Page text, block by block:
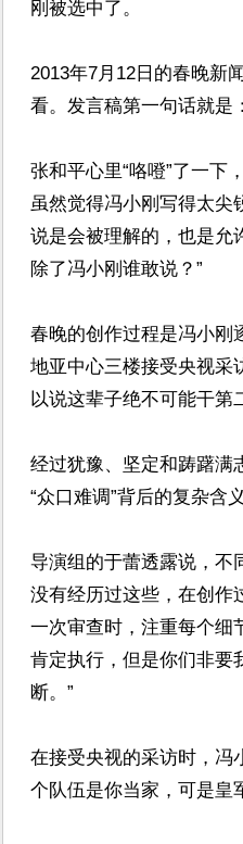
刚被选中了。
2013年7月12日的春晚新
看。发言稿第一句话就
张和平心里“咯噔”了一下
虽然觉得冯小刚写得太尖
说是会被理解的，也是允
除了冯小刚谁敢说？”
春晚的创作过程是冯小刚
地亚中心三楼接受央视采
以说这辈子绝不可能干第
经过犹豫、坚定和踌躇满
“众口难调”背后的复杂含
导演组的于蕾透露说，不
没有经历过这些，在创作
一次审查时，注重每个细
肯定执行，但是你们非要
断。”
在接受央视的采访时，冯
个队伍是你当家，可是皇